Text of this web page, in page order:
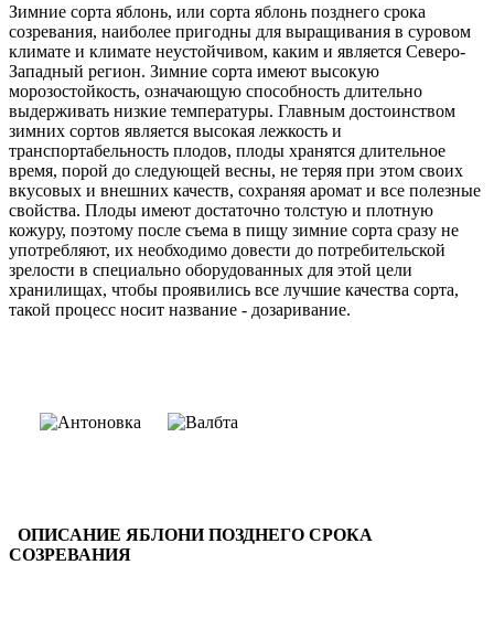
Зимние сорта яблонь, или сорта яблонь позднего срока
созревания, наиболее пригодны для выращивания в суровом
климате и климате неустойчивом, каким и является Северо-
Западный регион. Зимние сорта имеют высокую
морозостойкость, означающую способность длительно
выдерживать низкие температуры. Главным достоинством
зимних сортов является высокая лежкость и
транспортабельность плодов, плоды хранятся длительное
время, порой до следующей весны, не теряя при этом своих
вкусовых и внешних качеств, сохраняя аромат и все полезные
свойства. Плоды имеют достаточно толстую и плотную
кожуру, поэтому после съема в пищу зимние сорта сразу не
употребляют, их необходимо довести до потребительской
зрелости в специально оборудованных для этой цели
хранилищах, чтобы проявились все лучшие качества сорта,
такой процесс носит название - дозаривание.
ОПИСАНИЕ ЯБЛОНИ ПОЗДНЕГО СРОКА
СОЗРЕВАНИЯ